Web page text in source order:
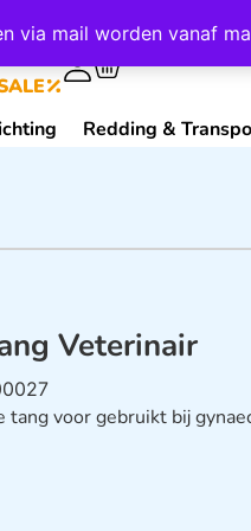
via mail worden vanaf
Mijn Account
Redding &
Veterinair
tang voor gebruikt bij